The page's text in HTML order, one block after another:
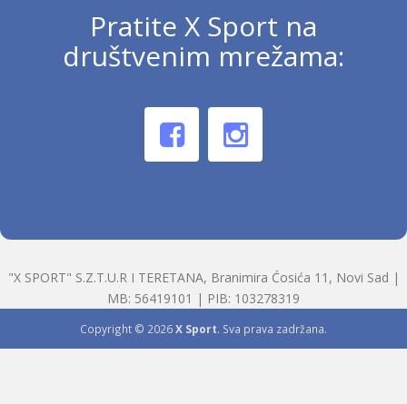
Pratite X Sport na
društvenim mrežama:
"X SPORT" S.Z.T.U.R I TERETANA, Branimira Ćosića 11, Novi Sad |
MB: 56419101 | PIB: 103278319
Copyright © 2026X Sport. Sva prava zadržana.